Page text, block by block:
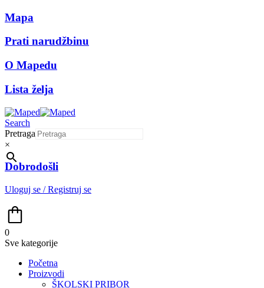
Mapa
Prati narudžbinu
O Mapedu
Lista želja
Search
Pretraga
×
Dobrodošli
Uloguj se / Registruj se
0
Sve kategorije
Početna
Proizvodi
ŠKOLSKI PRIBOR